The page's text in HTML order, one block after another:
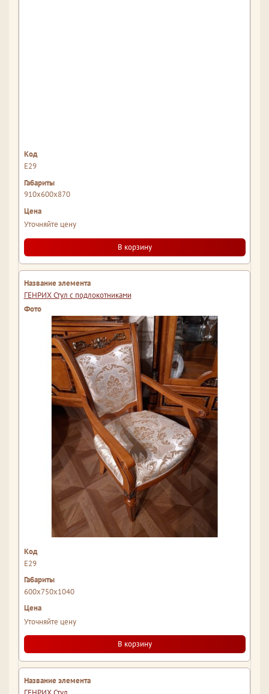
Е29
910x600x870
Уточняйте цену
В корзину
ГЕНРИХ Стул с подлокотниками
Е29
600x750x1040
Уточняйте цену
В корзину